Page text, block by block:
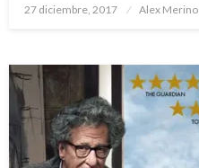
Publicado
27 diciembre, 2017 Alex Merino